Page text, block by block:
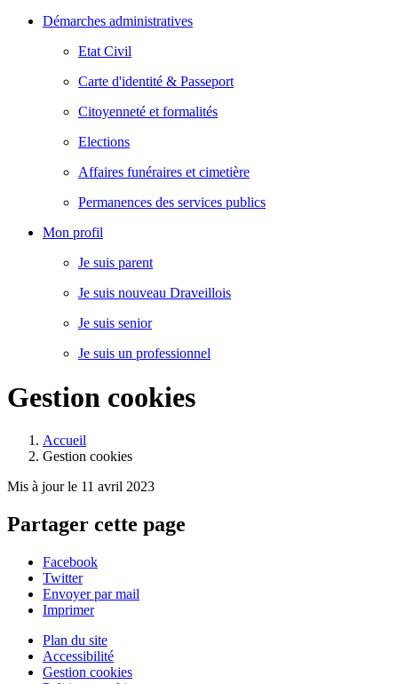
Démarches administratives
Etat Civil
Carte d'identité & Passeport
Citoyenneté et formalités
Elections
Affaires funéraires et cimetière
Permanences des services publics
Mon profil
Je suis parent
Je suis nouveau Draveillois
Je suis senior
Je suis un professionnel
Gestion cookies
Accueil
Gestion cookies
Mis à jour le 11 avril 2023
Partager cette page
Facebook
Twitter
Envoyer par mail
Imprimer
Plan du site
Accessibilité
Gestion cookies